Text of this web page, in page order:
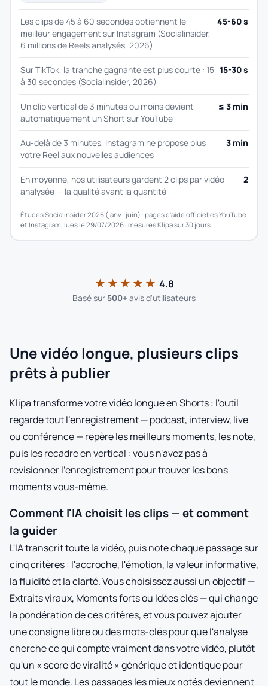
Les clips de 45 à 60 secondes obtiennent le
meilleur engagement sur Instagram (Socialinsider,
6 millions de Reels analysés, 2026)
45-60 s
Sur TikTok, la tranche gagnante est plus courte : 15
à 30 secondes (Socialinsider, 2026)
15-30 s
Un clip vertical de 3 minutes ou moins devient
automatiquement un Short sur YouTube
≤ 3 min
Au-delà de 3 minutes, Instagram ne propose plus
votre Reel aux nouvelles audiences
3 min
En moyenne, nos utilisateurs gardent 2 clips par vidéo
analysée — la qualité avant la quantité
2
Études Socialinsider 2026 (janv.-juin) · pages d'aide officielles YouTube
et Instagram, lues le 29/07/2026 · mesures Klipa sur 30 jours.
★★★★★ 4.8
Basé sur 500+ avis d'utilisateurs
Une vidéo longue, plusieurs clips
prêts à publier
Klipa transforme votre vidéo longue en Shorts : l'outil
regarde tout l'enregistrement — podcast, interview, live
ou conférence — repère les meilleurs moments, les note,
puis les recadre en vertical : vous n'avez pas à
revisionner l'enregistrement pour trouver les bons
moments vous-même.
Comment l'IA choisit les clips — et comment
la guider
L'IA transcrit toute la vidéo, puis note chaque passage sur
cinq critères : l'accroche, l'émotion, la valeur informative,
la fluidité et la clarté. Vous choisissez aussi un objectif —
Extraits viraux, Moments forts ou Idées clés — qui change
la pondération de ces critères, et vous pouvez ajouter
une consigne libre ou des mots-clés pour que l'analyse
cherche ce qui compte vraiment dans votre vidéo, plutôt
qu'un « score de viralité » générique et identique pour
tout le monde. Les passages les mieux notés deviennent